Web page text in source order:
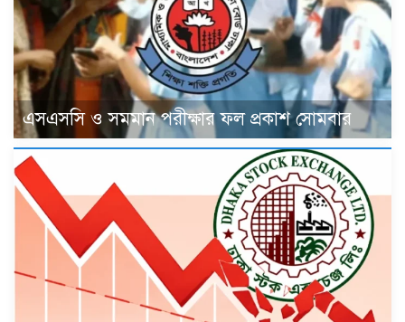
এসএসসি ও সমমান পরীক্ষার ফল প্রকাশ সোমবার